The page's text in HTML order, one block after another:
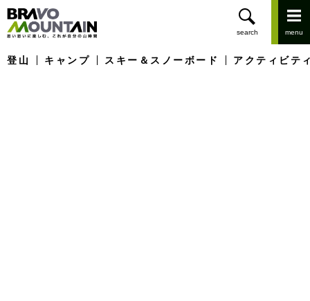
登山 キャンプ スキー＆スノーボード アクティビテ